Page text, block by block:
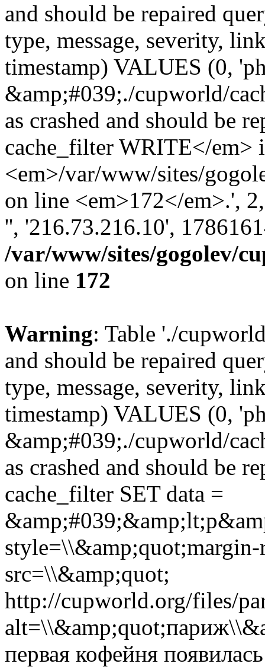
and should be repaired
type, message, severity,
timestamp) VALUES (0,
&amp;#039;./cupworld/
as crashed and should be
cache_filter WRITE</em>
<em>/var/www/sites/
on line <em>172</em>.',
'', '216.73.216.10',
/var/www/sites/gogolev/
on line 172
Warning: Table './
and should be repaired
type, message, severity,
timestamp) VALUES (0,
&amp;#039;./cupworld/
as crashed and should be
cache_filter SET data =
src=\\&amp;quot;
http://cupworld.org/files/
первая кофейня появилась